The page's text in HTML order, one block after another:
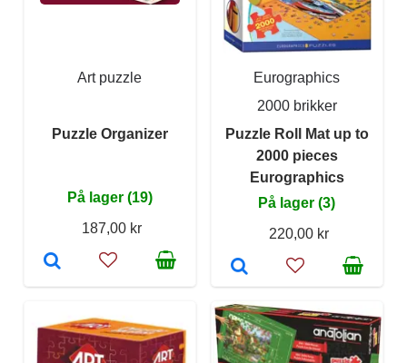
Art puzzle
Puzzle Organizer
På lager (19)
187,00 kr
Eurographics
2000 brikker
Puzzle Roll Mat up to
2000 pieces
Eurographics
På lager (3)
220,00 kr